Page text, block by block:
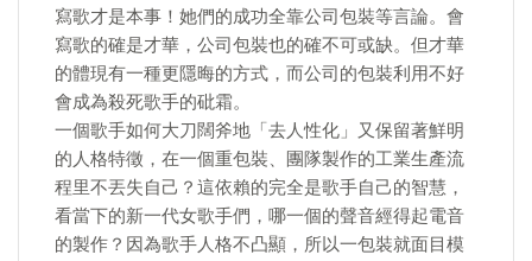
寫歌才是本事！她們的成功全靠公司包裝等言論。會
寫歌的確是才華，公司包裝也的確不可或缺。但才華
的體現有一種更隱晦的方式，而公司的包裝利用不好
會成為殺死歌手的砒霜。
一個歌手如何大刀闊斧地「去人性化」又保留著鮮明
的人格特徵，在一個重包裝、團隊製作的工業生產流
程里不丟失自己？這依賴的完全是歌手自己的智慧，
看當下的新一代女歌手們，哪一個的聲音經得起電音
的製作？因為歌手人格不凸顯，所以一包裝就面目模